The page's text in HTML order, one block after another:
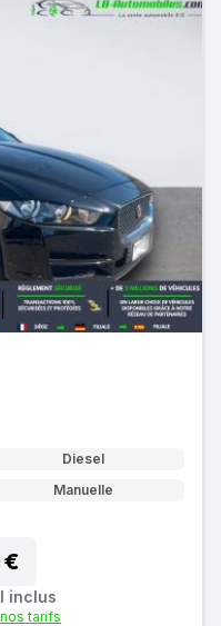
Diesel
Manuelle
€
inclus
tarifs